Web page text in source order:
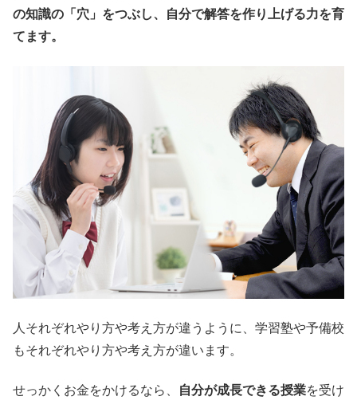
の知識の「穴」をつぶし、自分で解答を作り上げる力を育
てます。
人それぞれやり方や考え方が違うように、学習塾や予備校
もそれぞれやり方や考え方が違います。
せっかくお金をかけるなら、 自分が成長できる授業を受け